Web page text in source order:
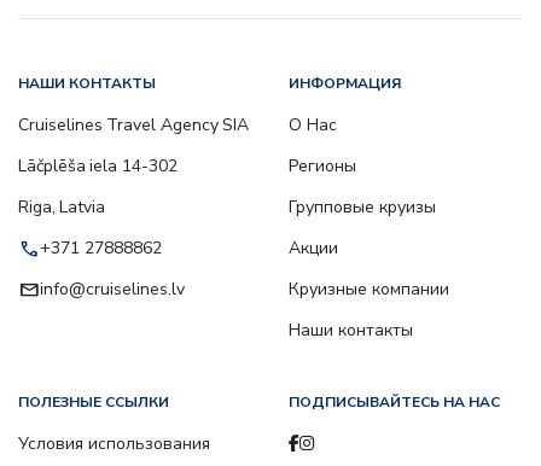
НАШИ КОНТАКТЫ
Cruiselines Travel Agency SIA
Lāčplēša iela 14-302
Riga, Latvia
call+371 27888862
emailinfo@cruiselines.lv
ИНФОРМАЦИЯ
О Нас
Регионы
Групповые круизы
Акции
Круизные компании
Наши контакты
ПОЛЕЗНЫЕ ССЫЛКИ
Условия использования
ПОДПИСЫВАЙТЕСЬ НА НАС